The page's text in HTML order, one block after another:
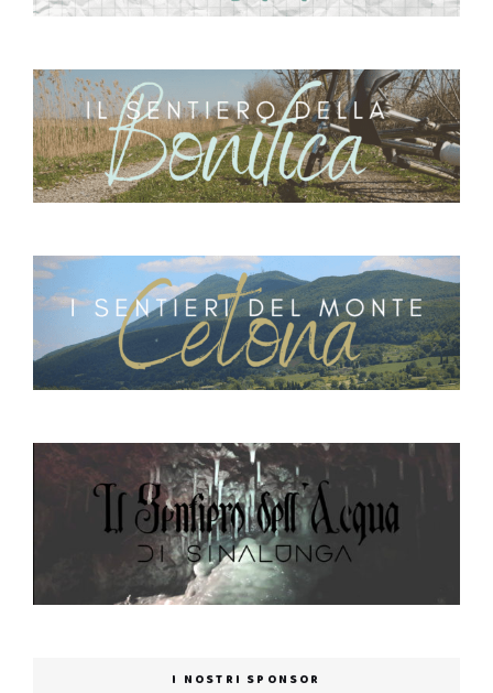
I NOSTRI SPONSOR